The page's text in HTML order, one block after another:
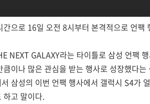
으로 16일 오전 8시부터 본격적으로 언팩
NEXT GALAXY라는 타이틀로 삼성 언팩
이나 많은 관심을 받는 행사로 성장했다
삼성의 이번 언팩 행사에서 갤럭시 S4가
하고 말이다.